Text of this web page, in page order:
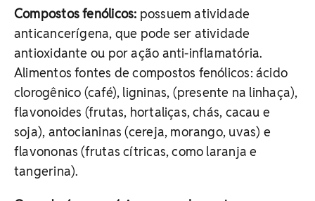
Compostos fenólicos: possuem atividade
anticancerígena, que pode ser atividade
antioxidante ou por ação anti-inflamatória.
Alimentos fontes de compostos fenólicos: ácido
clorogênico (café), ligninas, (presente na linhaça),
flavonoides (frutas, hortaliças, chás, cacau e
soja), antocianinas (cereja, morango, uvas) e
flavononas (frutas cítricas, como laranja e
tangerina).